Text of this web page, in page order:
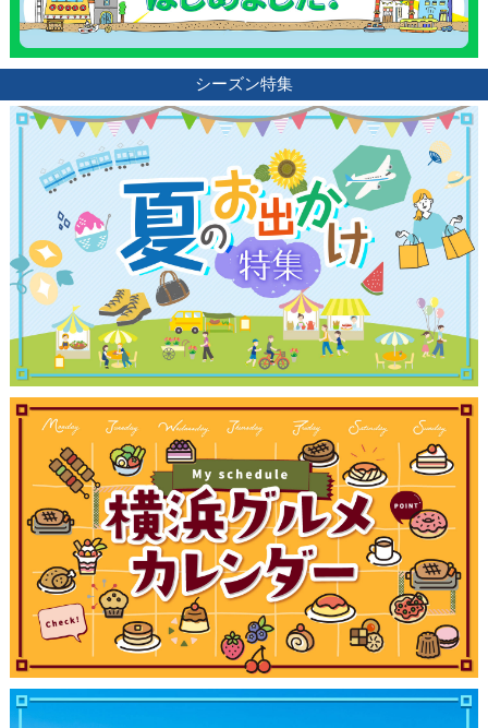
シーズン特集
観光ガイド
ランキング
ブログ記事
サイトについて